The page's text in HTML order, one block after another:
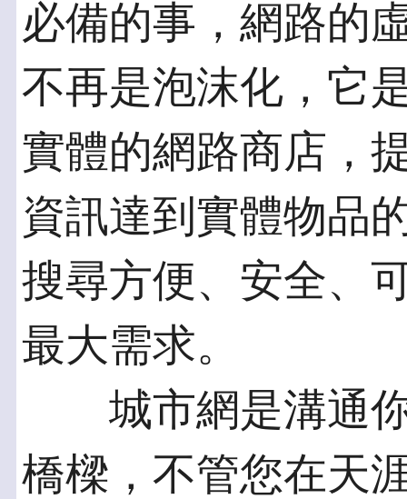
必備的事，網路的
不再是泡沫化，它
實體的網路商店，
資訊達到實體物品
搜尋方便、安全、
最大需求。
城市網是溝通你
橋樑，不管您在天